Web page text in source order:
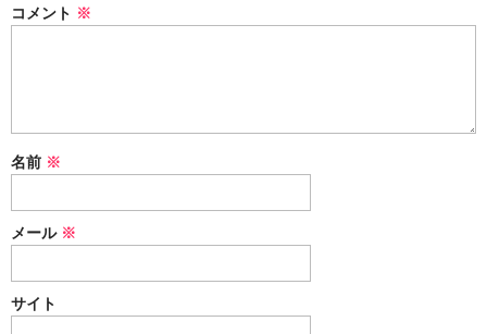
ゆもみちゃん
雑貨
スイーツ
コメント ※
名前 ※
メール ※
サイト